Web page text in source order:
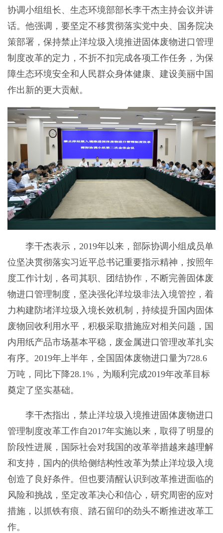
协调小组组长、生态环境部部长李干杰主持会议并讲
话。他强调，要坚定不移贯彻落实党中央、国务院决
策部署，保持禁止洋垃圾入境推进固体废物进口管理
制度改革的定力，不折不扣完成各项工作任务，为保
障生态环境安全和人民群众身体健康、建设美丽中国
作出新的更大贡献。
李干杰表示，2019年以来，部际协调小组成员单
位坚决贯彻落实习近平总书记重要指示精神，按照年
度工作计划，各司其职、团结协作，不断完善固体废
物进口管理制度，坚决强化洋垃圾非法入境管控，着
力构建防堵洋垃圾入境长效机制，持续提升国内固体
废物回收利用水平，积极采取措施应对相关问题，国
内用纸产品市场基本平稳，废金属进口管理改革扎实
有序。2019年上半年，全国固体废物进口量为728.6
万吨，同比下降28.1%，为顺利完成2019年改革目标
奠定了坚实基础。
李干杰指出，禁止洋垃圾入境推进固体废物进口
管理制度改革工作自2017年实施以来，取得了明显的
阶段性进展，国际社会对我国的改革举措越来越理解
和支持，国内的供给侧结构性改革为禁止洋垃圾入境
创造了良好条件。但也要清醒认识到改革推进面临的
风险和挑战，坚定改革决心和信心，研究周密的应对
措施，以抓铁有痕、踏石留印的劲头不断推进改革工
作。